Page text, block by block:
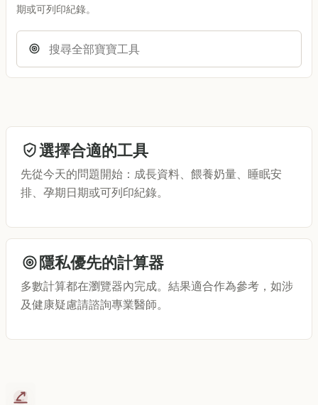
期或可列印紀錄。
選擇合適的工具
先從今天的問題開始：成長資料、餵養奶量、睡眠安
排、孕期日期或可列印紀錄。
隱私優先的計算器
多數計算都在瀏覽器內完成。結果適合作為參考，如涉
及健康疑慮請諮詢專業醫師。